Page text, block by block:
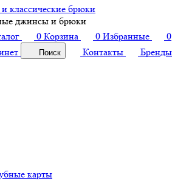
классические брюки
джинсы и брюки
0 Корзина 0 Избранные
0
Поиск Контакты
Бренды
карты